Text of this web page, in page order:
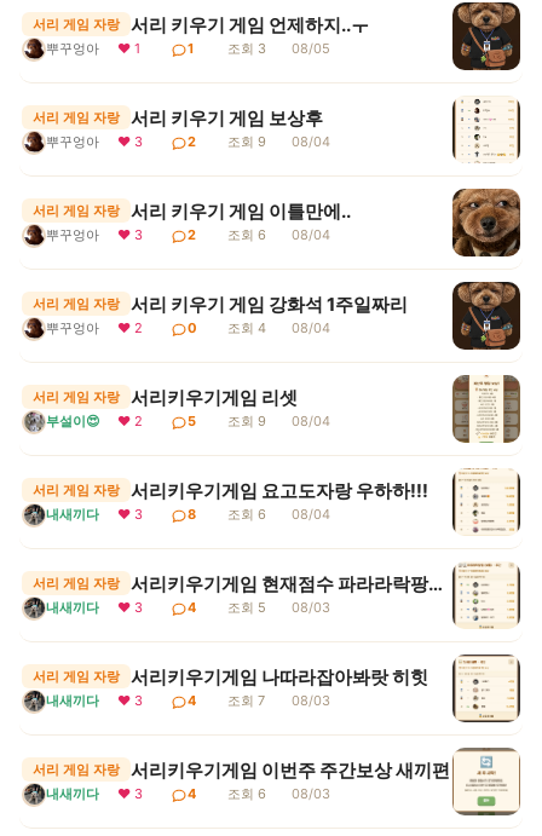
서리 게임 자랑 서리 키우기 게임 언제하지..ㅜ
뿌꾸엉아 ❤ 1 1 조회 3 08/05
서리 게임 자랑 서리 키우기 게임 보상후
뿌꾸엉아 ❤ 3 2 조회 9 08/04
서리 게임 자랑 서리 키우기 게임 이틀만에..
뿌꾸엉아 ❤ 3 2 조회 6 08/04
서리 게임 자랑 서리 키우기 게임 강화석 1주일짜리
뿌꾸엉아 ❤ 2 0 조회 4 08/04
서리 게임 자랑 서리키우기게임 리셋
부설이😍 ❤ 2 5 조회 9 08/04
서리 게임 자랑 서리키우기게임 요고도자랑 우하하!!!
내새끼다 ❤ 3 8 조회 6 08/04
서리 게임 자랑 서리키우기게임 현재점수 파라라락팡팡 보통 1등
내새끼다 ❤ 3 4 조회 5 08/03
서리 게임 자랑 서리키우기게임 나따라잡아봐랏 히힛
내새끼다 ❤ 3 4 조회 7 08/03
서리 게임 자랑 서리키우기게임 이번주 주간보상 새끼편
내새끼다 ❤ 3 4 조회 6 08/03